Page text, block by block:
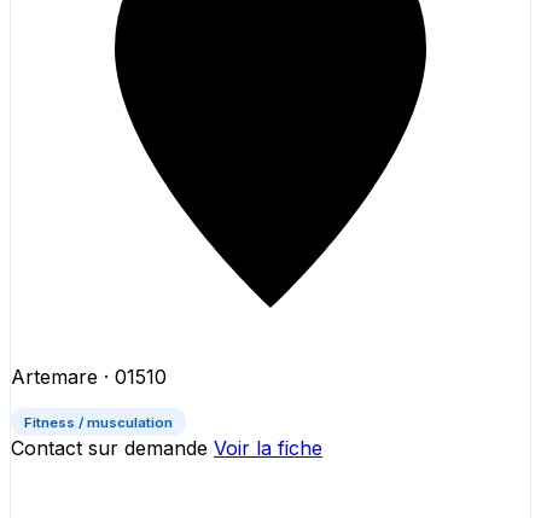
Artemare · 01510
Fitness / musculation
Contact sur demande Voir la fiche